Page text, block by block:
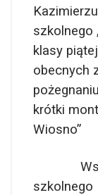
szkolnego
klasy
obecnych
krótki
Wiosno”